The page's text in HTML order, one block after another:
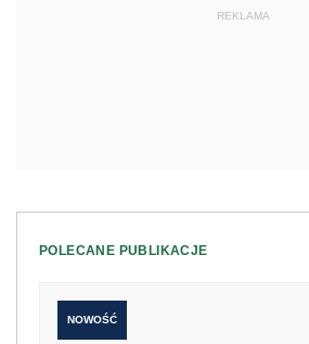
REKLAMA
POLECANE PUBLIKACJE
NOWOŚĆ